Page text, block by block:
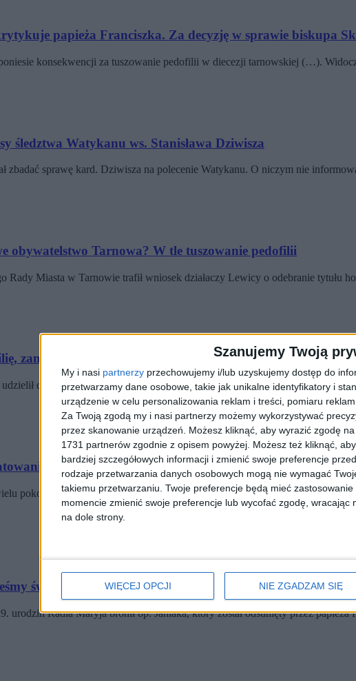
Szanujemy Twoją
My i nasi partnerzy przechowujemy i/lub uzyskujemy dostęp do
przetwarzamy dane osobowe, takie jak unikalne identyfikatory i
urządzenie w celu personalizowania reklam i treści, pomiaru
Za Twoją zgodą my i nasi partnerzy możemy wykorzystywać
przez skanowanie urządzeń. Możesz kliknąć, aby wyrazić zgodę
1731 partnerów zgodnie z opisem powyżej. Możesz też kliknąć,
bardziej szczegółowych informacji i zmienić swoje preferencje
rodzaje przetwarzania danych osobowych mogą nie wymagać
takiemu przetwarzaniu. Twoje preferencje będą mieć
momencie zmienić swoje preferencje lub wycofać zgodę, wracając
na dole strony.
WIĘCEJ OPCJI NIE ZGADZAM SIĘ
papieża Franciszka. Za decyzję w sprawie biskupa
konsekwencji za tuszowanie pedofilii w diecezji tarnowskiej (…).
śledztwa Watykanu ws. Stanisława Dziwisza
zbadać sprawę kard. Dziwisza na polecenie Watykanu. O niczym nie
obywatelstwo Tarnowa? W tle tuszowanie pedofilii
Rady Miasta w Tarnowie trafił wniosek działaczy Lewicy o odebranie tytułu
zamiast kary dostał urlop zdrowotny. A potem wrócił do
długiego wywiadu portalowi Onet.pl, w którym opowiada o
władz kościelnych z władzami PiS” w Krakowie
pokoleń uczciwych księży, ludzi świeckich jest niszczony przez
świadkami rozbicia w Kościele polskim
urodzin Radia Maryja bronił bp. Janiaka, który został odsunięty przez